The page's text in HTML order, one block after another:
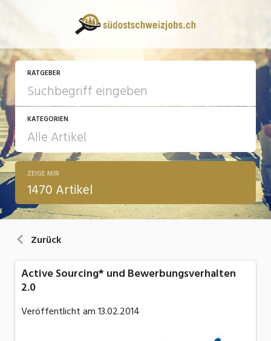
RATGEBER
KATEGORIEN
13 Fragen - 13 Antworten
Arbeit
ZEIGE MIR
1470 Artikel
Zurück
Active Sourcing* und Bewerbungsverhalten
2.0
Veröffentlicht am13.02.2014